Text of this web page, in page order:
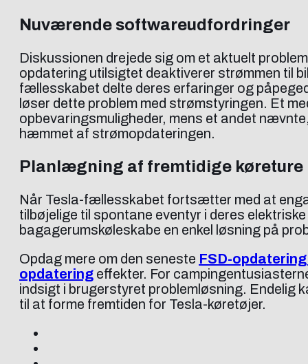
Nuværende softwareudfordringer
Diskussionen drejede sig om et aktuelt
opdatering utilsigtet deaktiverer strømmen til
fællesskabet delte deres erfaringer og
løser dette problem med strømstyringen. Et
opbevaringsmuligheder, mens et andet
hæmmet af strømopdateringen.
Planlægning af fremtidige køreture
Når Tesla-fællesskabet fortsætter med at
tilbøjelige til spontane eventyr i deres
bagagerumskøleskabe en enkel løsning på
Opdag mere om den seneste FSD-
opdatering effekter. For
indsigt i brugerstyret problemløsning. Endelig
til at forme fremtiden for Tesla-køretøjer.